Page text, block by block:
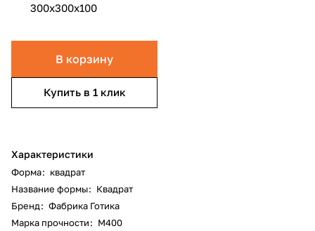
300x300x100
В корзину
Купить в 1 клик
Характеристики
Форма: квадрат
Название формы: Квадрат
Бренд: Фабрика Готика
Марка прочности: М400